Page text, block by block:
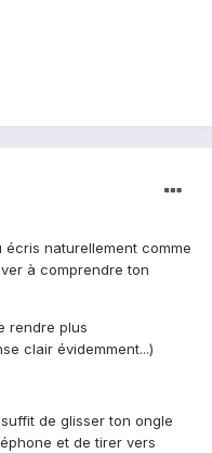
naturellement comme
à comprendre ton
rendre plus
clair évidemment...)
de glisser ton ongle
et de tirer vers